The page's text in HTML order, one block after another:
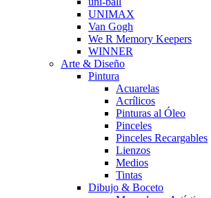
UNIMAX
Van Gogh
We R Memory Keepers
WINNER
Arte & Diseño
Pintura
Acuarelas
Acrílicos
Pinturas al Óleo
Pinceles
Pinceles Recargables
Lienzos
Medios
Tintas
Dibujo & Boceto